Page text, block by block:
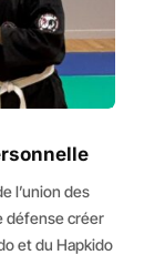
l’union des
défense créer
et du Hapkido